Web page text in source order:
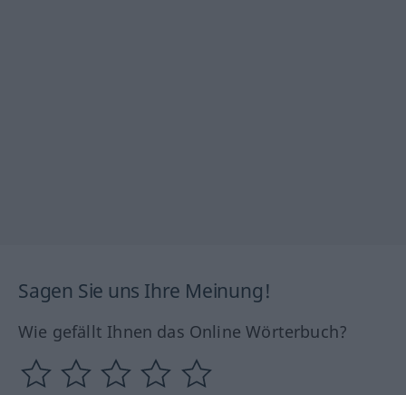
Sagen Sie uns Ihre Meinung!
Wie gefällt Ihnen das Online Wörterbuch?